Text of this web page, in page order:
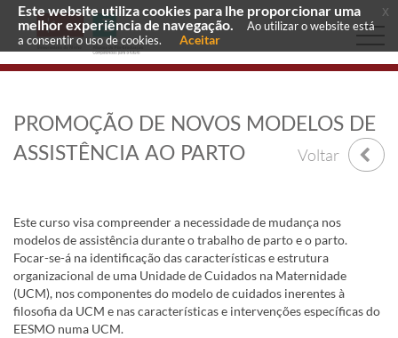
PROMOÇÃO DE NOVOS MODELOS DE
ASSISTÊNCIA AO PARTO
Voltar
Este curso visa compreender a necessidade de mudança nos
modelos de assistência durante o trabalho de parto e o parto.
Focar-se-á na identificação das características e estrutura
organizacional de uma Unidade de Cuidados na Maternidade
(UCM), nos componentes do modelo de cuidados inerentes à
filosofia da UCM e nas características e intervenções específicas do
EESMO numa UCM.
Este website utiliza cookies para lhe proporcionar uma
melhor experiência de navegação.
Ao utilizar o website está
a consentir o uso de cookies.
Aceitar
x